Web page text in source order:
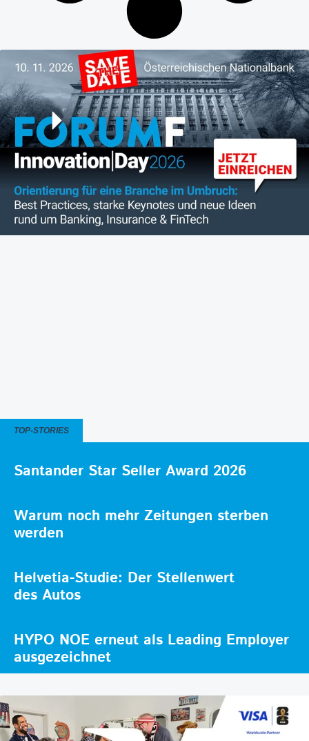
TOP-STORIES
Santander Star Seller Award 2026
Warum noch mehr Zeitungen sterben
werden
Helvetia-Studie: Der Stellenwert
des Autos
HYPO NOE erneut als Leading Employer
ausgezeichnet